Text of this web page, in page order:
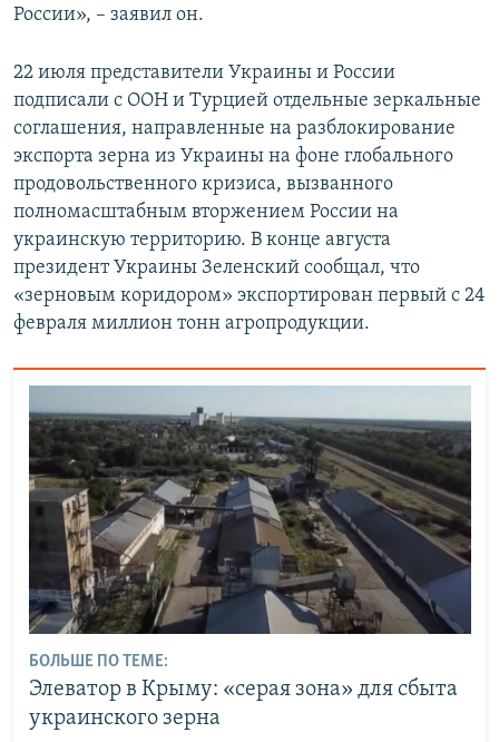
России», – заявил он.
22 июля представители Украины и России
подписали с ООН и Турцией отдельные зеркальные
соглашения, направленные на разблокирование
экспорта зерна из Украины на фоне глобального
продовольственного кризиса, вызванного
полномасштабным вторжением России на
украинскую территорию. В конце августа
президент Украины Зеленский сообщал, что
«зерновым коридором» экспортирован первый с 24
февраля миллион тонн агропродукции.
БОЛЬШЕ ПО ТЕМЕ:
Элеватор в Крыму: «серая зона» для сбыта
украинского зерна